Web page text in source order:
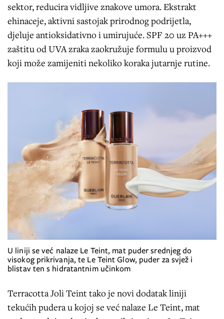
sektor, reducira vidljive znakove umora. Ekstrakt
ehinaceje, aktivni sastojak prirodnog podrijetla,
djeluje antioksidativno i umirujuće. SPF 20 uz PA+++
zaštitu od UVA zraka zaokružuje formulu u proizvod
koji može zamijeniti nekoliko koraka jutarnje rutine.
U liniji se već nalaze Le Teint, mat puder srednjeg do
visokog prikrivanja, te Le Teint Glow, puder za svjež i
blistav ten s hidratantnim učinkom
Terracotta Joli Teint tako je novi dodatak liniji
tekućih pudera u kojoj se već nalaze Le Teint, mat